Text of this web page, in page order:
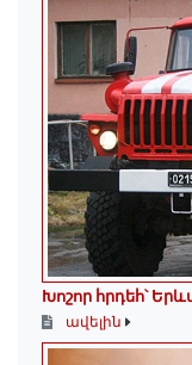
Խոշոր հրդեհ՝
ավելին